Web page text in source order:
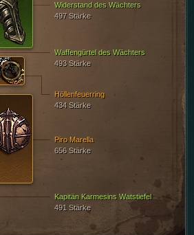
Kapitän Karmesins Watstiefel
491 Stärke
Widerstand des Wächters
497 Stärke
Piro Marella
656 Stärke
Waffengürtel des Wächters
493 Stärke
Höllenfeuerring
434 Stärke